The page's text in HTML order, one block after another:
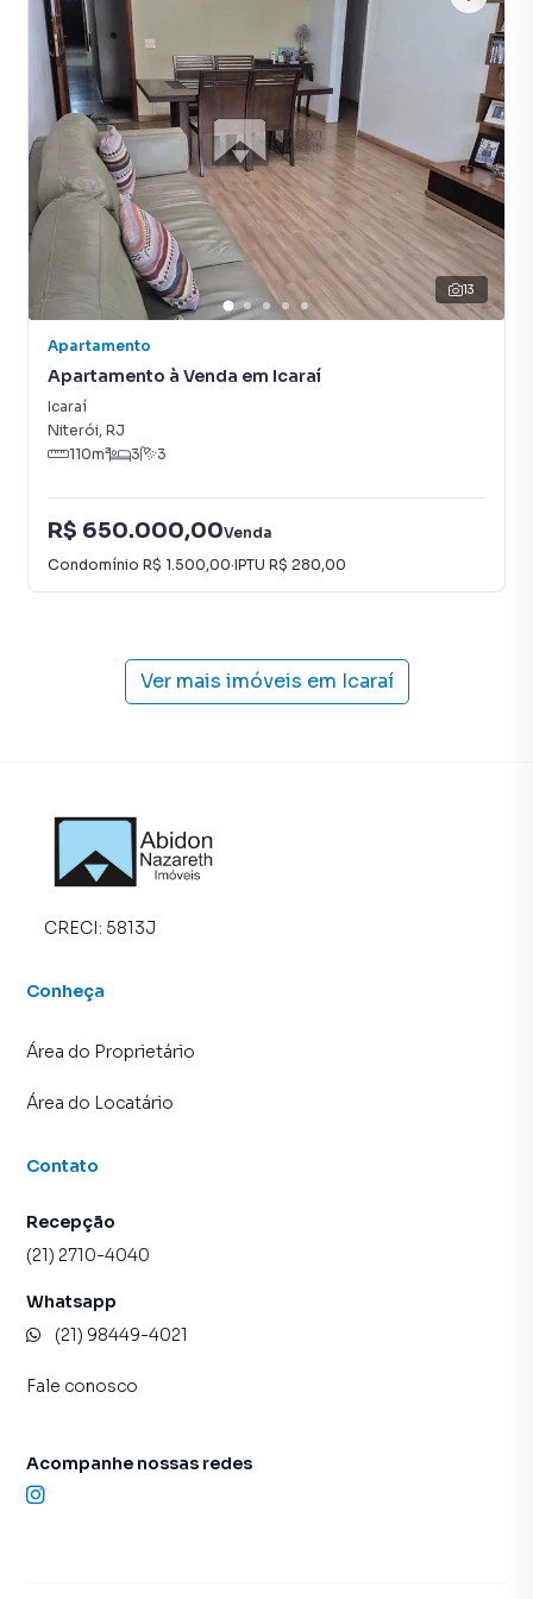
própria.
13
Apartamento
Apartamento à Venda em Icaraí
Icaraí
Niterói, RJ
110m² 3 3
R$ 650.000,00Venda
Condomínio R$ 1.500,00·IPTU R$ 280,00
Ver mais imóveis em Icaraí
CRECI: 5813J
Conheça
Área do Proprietário
Área do Locatário
Contato
Recepção
(21) 2710-4040
Whatsapp
(21) 98449-4021
Fale conosco
Acompanhe nossas redes